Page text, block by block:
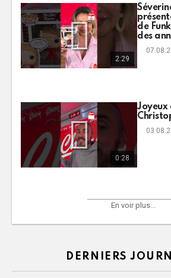
2:29
de
des
0:28
Joyeux
En voir plus...
DERNIERS